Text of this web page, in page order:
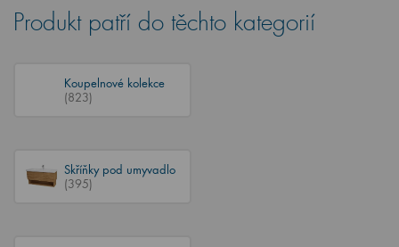
Produkt patří do těchto kategorií
Koupelnové kolekce
(823)
Skříňky pod umyvadlo
(395)